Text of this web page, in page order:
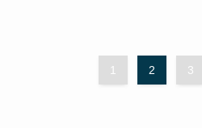
1 2 3